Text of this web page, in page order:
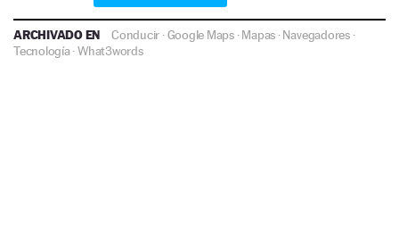
ARCHIVADO EN Conducir ·Google Maps·Mapas ·Navegadores·
Tecnología·What3words